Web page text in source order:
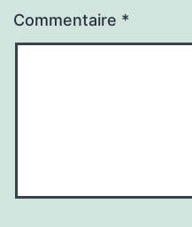
Commentaire *